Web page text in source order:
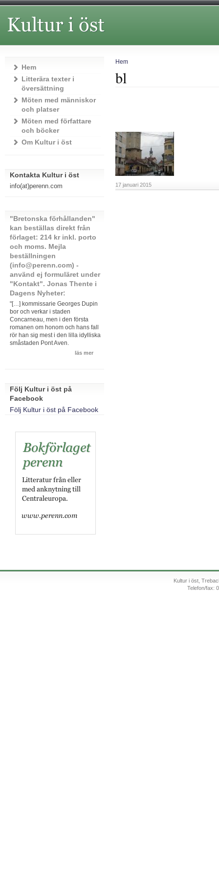
Hem
bl
17 januari 2015
Hem
Litterära texter i
översättning
Möten med människor
och platser
Möten med författare
och böcker
Om Kultur i öst
Kontakta Kultur i öst
info(at)perenn.com
"Bretonska förhållanden"
kan beställas direkt från
förlaget: 214 kr inkl. porto
och moms. Mejla
beställningen
(info@perenn.com) -
använd ej formuläret under
"Kontakt". Jonas Thente i
Dagens Nyheter:
"[…] kommissarie Georges Dupin
bor och verkar i staden
Concarneau, men i den första
romanen om honom och hans fall
rör han sig mest i den lilla idylliska
småstaden Pont Aven.
läs mer
Följ Kultur i öst på
Facebook
Följ Kultur i öst på Facebook
Kultur i öst,
Telefon/fax: